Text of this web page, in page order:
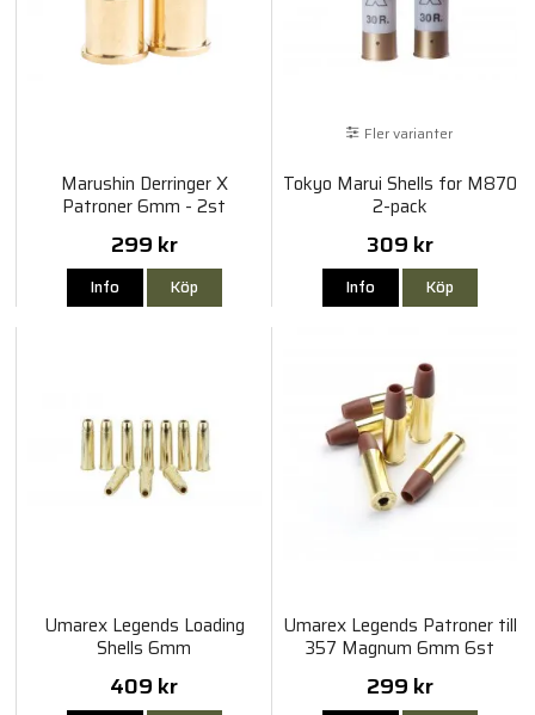
Marushin Derringer X
Patroner 6mm - 2st
299 kr
Info Köp
Fler varianter
Tokyo Marui Shells for M870
2-pack
309 kr
Info Köp
Umarex Legends Loading
Shells 6mm
409 kr
Umarex Legends Patroner till
357 Magnum 6mm 6st
299 kr